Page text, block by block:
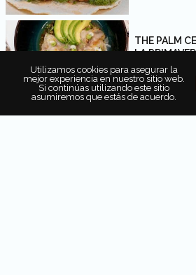
THE PALM
LA
PLATILLOS
CHEF
Utilizamos cookies para asegurar la
mejor experiencia en nuestro sitio web.
Si continúas utilizando este sitio
asumiremos que estás de acuerdo.